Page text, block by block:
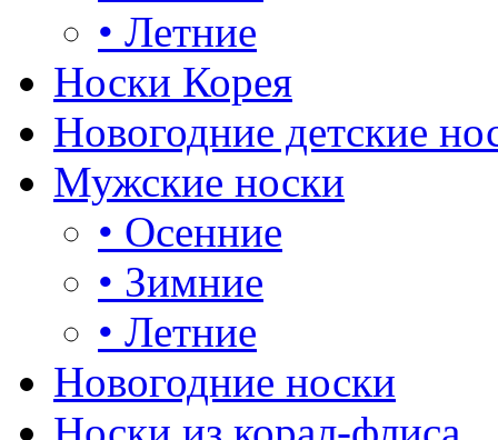
• Летние
Носки Корея
Новогодние детские
Мужские носки
• Осенние
• Зимние
• Летние
Новогодние носки